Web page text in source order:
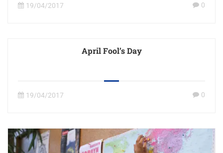
19/04/2017 0
April Fool’s Day
19/04/2017 0